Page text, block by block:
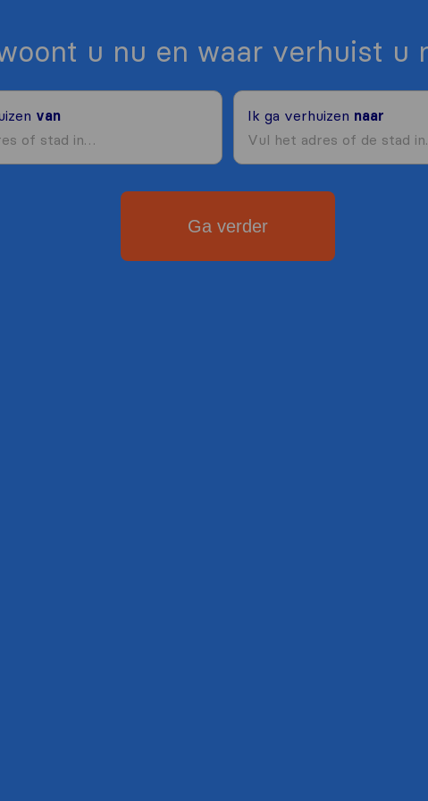
u nu en waar verhuist u
van Ik ga verhuizen naar
Ga verder